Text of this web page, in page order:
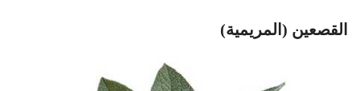
القصعين (المريمية)